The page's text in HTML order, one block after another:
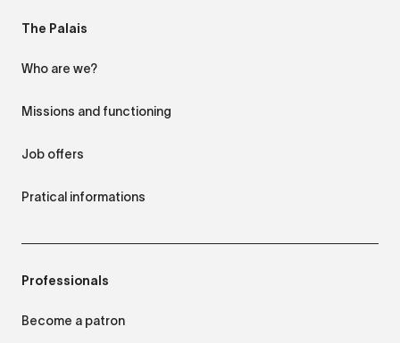
The Palais
Who are we?
Missions and functioning
Job offers
Pratical informations
Professionals
Become a patron